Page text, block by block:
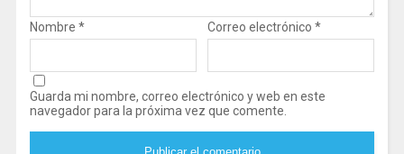
Nombre * Correo electrónico *
Guarda mi nombre, correo electrónico y web en este
navegador para la próxima vez que comente.